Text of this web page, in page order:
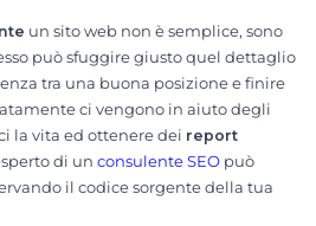
un sito web non è semplice, sono
può sfuggire giusto quel dettaglio
tra una buona posizione e finire
ci vengono in aiuto degli
la vita ed ottenere dei report
di un consulente SEOpuò
il codice sorgente della tua